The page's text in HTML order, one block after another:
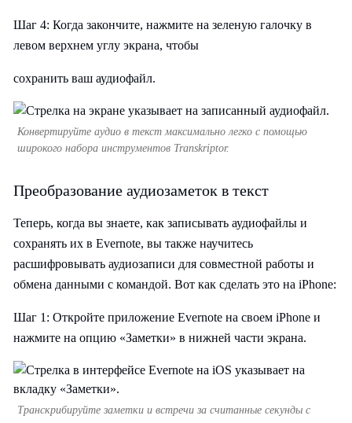
Шаг 4: Когда закончите, нажмите на зеленую галочку в
левом верхнем углу экрана, чтобы
сохранить ваш аудиофайл.
Конвертируйте аудио в текст максимально легко с помощью
широкого набора инструментов Transkriptor.
Преобразование аудиозаметок в текст
Теперь, когда вы знаете, как записывать аудиофайлы и
сохранять их в Evernote, вы также научитесь
расшифровывать аудиозаписи для совместной работы и
обмена данными с командой. Вот как сделать это на iPhone:
Шаг 1: Откройте приложение Evernote на своем iPhone и
нажмите на опцию «Заметки» в нижней части экрана.
Транскрибируйте заметки и встречи за считанные секунды с